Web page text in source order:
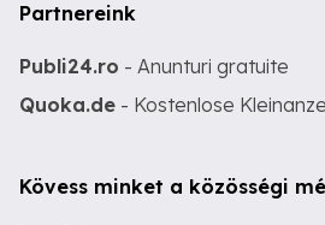
Partnereink
Publi24.ro - Anunturi gratuite
Quoka.de - Kostenlose
Kövess minket a közösségi